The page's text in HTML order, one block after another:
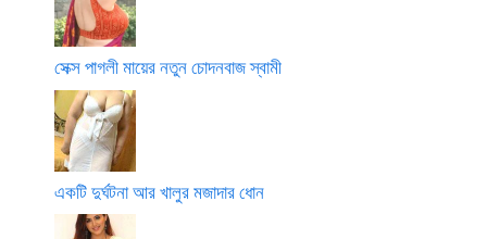
সেক্স পাগলী মায়ের নতুন চোদনবাজ স্বামী
একটি দুর্ঘটনা আর খালুর মজাদার ধোন